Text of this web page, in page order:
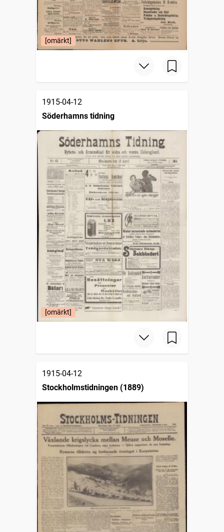
[omärkt]
1915-04-12
Söderhamns tidning
[omärkt]
1915-04-12
Stockholmstidningen (1889)